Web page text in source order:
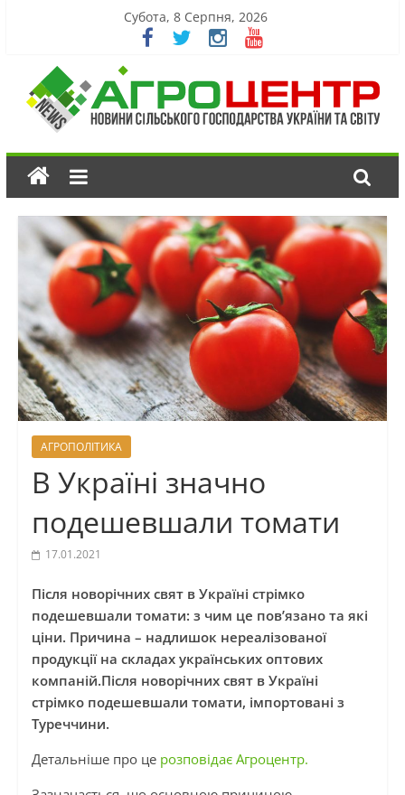
Субота, 8 Серпня, 2026
АГРОПОЛІТИКА
В Україні значно
подешевшали томати
17.01.2021
Після новорічних свят в Україні стрімко
подешевшали томати: з чим це пов’язано та які
ціни. Причина – надлишок нереалізованої
продукції на складах українських оптових
компаній.Після новорічних свят в Україні
стрімко подешевшали томати, імпортовані з
Туреччини.
Детальніше про це розповідає Агроцентр.